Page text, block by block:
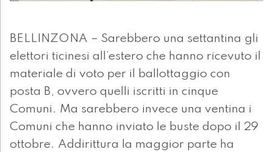
BELLINZONA – Sarebbero una settantina gli
elettori ticinesi all’estero che hanno ricevuto il
materiale di voto per il ballottaggio con
posta B, ovvero quelli iscritti in cinque
Comuni. Ma sarebbero invece una ventina i
Comuni che hanno inviato le buste dopo il 29
ottobre. Addirittura la maggior parte ha